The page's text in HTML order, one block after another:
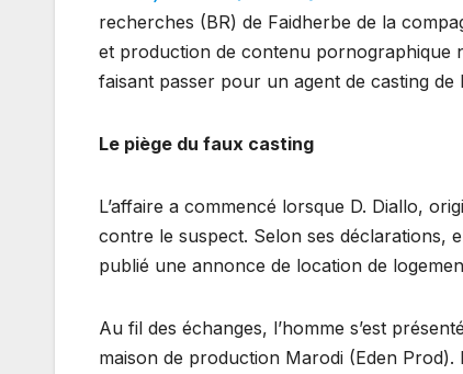
recherches (BR) de Faidherbe de la
et production de contenu pornographique
faisant passer pour un agent de casting
Le piège du faux casting
L’affaire a commencé lorsque D. Diallo,
contre le suspect. Selon ses déclarations,
publié une annonce de location de
Au fil des échanges, l’homme s’est
maison de production Marodi (Eden